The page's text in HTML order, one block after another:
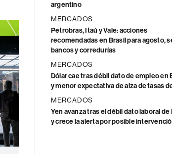
argentino
MERCADOS
Petrobras, Itaú y Vale: acciones
recomendadas en Brasil para agosto,
bancos y corredurías
MERCADOS
Dólar cae tras débil dato de empleo en
y menor expectativa de alza de tasas
MERCADOS
Yen avanza tras el débil dato laboral de
y crece la alerta por posible